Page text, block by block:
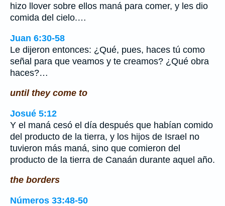
hizo llover sobre ellos maná para comer, y les dio
comida del cielo.…
Juan 6:30-58
Le dijeron entonces: ¿Qué, pues, haces tú como
señal para que veamos y te creamos? ¿Qué obra
haces?…
until they come to
Josué 5:12
Y el maná cesó el día después que habían comido
del producto de la tierra, y los hijos de Israel no
tuvieron más maná, sino que comieron del
producto de la tierra de Canaán durante aquel año.
the borders
Números 33:48-50